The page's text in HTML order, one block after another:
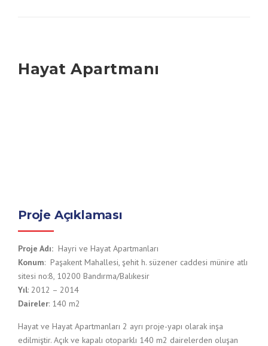
Hayat Apartmanı
Proje Açıklaması
Proje Adı: Hayri ve Hayat Apartmanları
Konum: Paşakent Mahallesi, şehit h. süzener caddesi münire atlı
sitesi no:8, 10200 Bandırma/Balıkesir
Yıl: 2012 – 2014
Daireler: 140 m2
Hayat ve Hayat Apartmanları 2 ayrı proje-yapı olarak inşa
edilmiştir. Açık ve kapalı otoparklı 140 m2 dairelerden oluşan